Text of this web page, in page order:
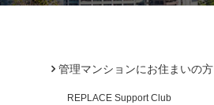
管理マンションにお住まいの方
REPLACE Support Club